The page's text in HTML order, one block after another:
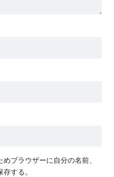
ブラウザーに自分の名前、
する。